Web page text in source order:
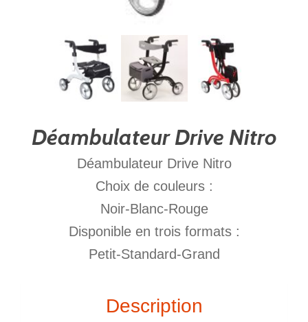
Déambulateur Drive Nitro
Déambulateur Drive Nitro
Choix de couleurs :
Noir-Blanc-Rouge
Disponible en trois formats :
Petit-Standard-Grand
Description